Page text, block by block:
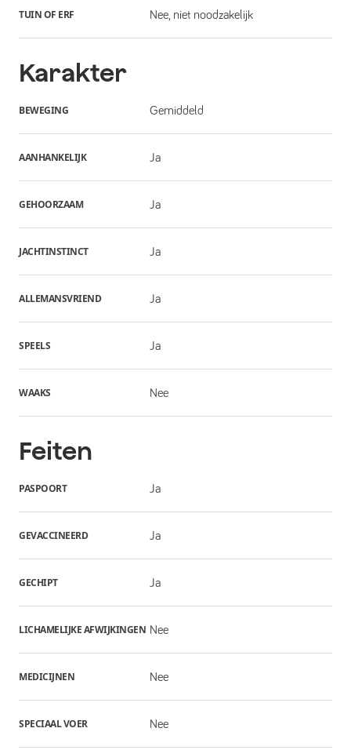
TUIN OF ERF Nee, niet noodzakelijk
Karakter
BEWEGING Gemiddeld
AANHANKELIJK Ja
GEHOORZAAM Ja
JACHTINSTINCT Ja
ALLEMANSVRIEND Ja
SPEELS Ja
WAAKS Nee
Feiten
PASPOORT Ja
GEVACCINEERD Ja
GECHIPT Ja
LICHAMELIJKE AFWIJKINGEN Nee
MEDICIJNEN Nee
SPECIAAL VOER Nee